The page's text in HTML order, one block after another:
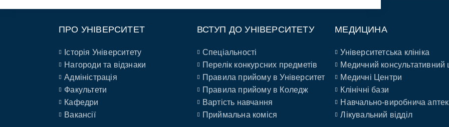
ПРО УНІВЕРСИТЕТ
Історія Університету
Нагороди та відзнаки
Адміністрація
Факультети
Кафедри
Вакансії
ВСТУП ДО УНІВЕРСИТЕТУ
Спеціальності
Перелік конкурсних предметів
Правила прийому в Університет
Правила прийому в Коледж
Вартість навчання
Приймальна коміся
МЕДИЦИНА
Університетська клініка
Медичний консультативний
Медичні Центри
Клінічні бази
Навчально-виробнича
Лікувальний відділ